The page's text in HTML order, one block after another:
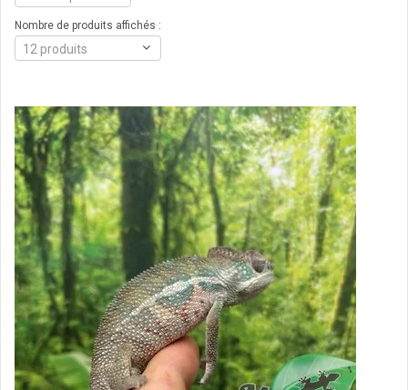
Nombre de produits affichés :
12 produits